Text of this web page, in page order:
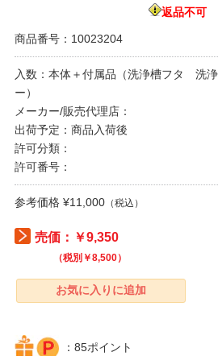
返品不可
商品番号：10023204
入数：本体＋付属品（洗浄槽フタ 洗
ー）
メーカー/販売代理店：
出荷予定：商品入荷後
許可分類：
許可番号：
参考価格 ¥11,000 （税込）
売価：￥9,350
（税別￥8,500）
：85ポイント